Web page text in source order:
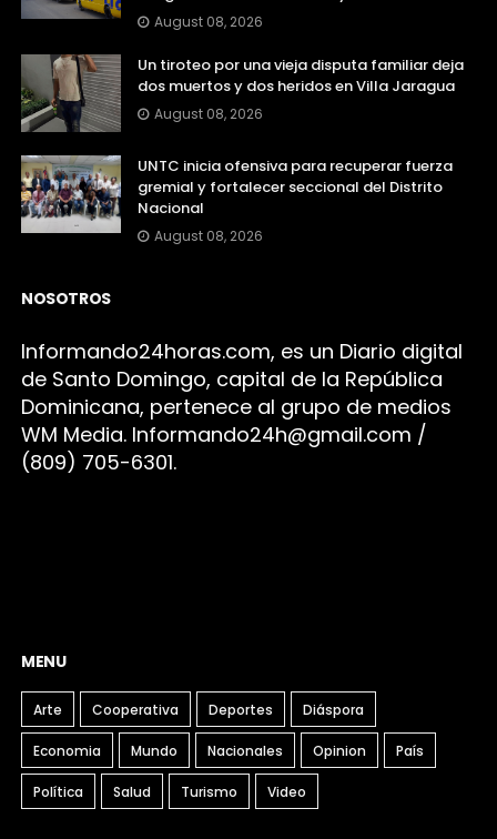
August 08, 2026
Un tiroteo por una vieja disputa familiar deja
dos muertos y dos heridos en Villa Jaragua
August 08, 2026
UNTC inicia ofensiva para recuperar fuerza
gremial y fortalecer seccional del Distrito
Nacional
August 08, 2026
NOSOTROS
Informando24horas.com, es un Diario digital
de Santo Domingo, capital de la República
Dominicana, pertenece al grupo de medios
WM Media. Informando24h@gmail.com /
(809) 705-6301.
MENU
Arte Cooperativa Deportes Diáspora
Economia Mundo Nacionales Opinion País
Política Salud Turismo Video